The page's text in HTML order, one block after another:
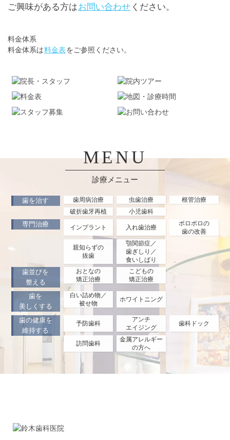
ご興味がある方はお問い合わせ ください。
料金体系
料金体系は料金表をご参照ください。
MENU
診療メニュー
歯を治す 歯周病治療 虫歯治療
根管治療
破折歯牙再植
小児歯科
専門治療 インプラント 入れ歯治療
ボロボロの
歯の改善
親知らずの
抜歯
顎関節症／
歯ぎしり／
食いしばり
歯並びを
整える
おとなの
矯正治療
こどもの
矯正治療
歯を
美しくする
白い詰め物／
被せ物
ホワイトニング
歯の健康を
維持する
予防歯科
アンチ
エイジング
歯科ドック
訪問歯科
金属アレルギー
の方へ